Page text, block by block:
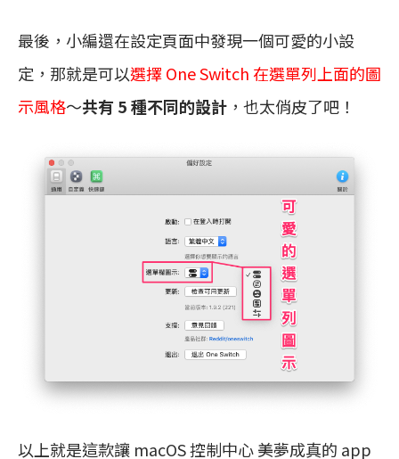
最後，小編還在設定頁面中發現一個可愛的小設
定，那就是可以選擇 One Switch 在選單列上面的圖
示風格～共有 5 種不同的設計 ，也太俏皮了吧！
以上就是這款讓 macOS 控制中心 美夢成真的 app